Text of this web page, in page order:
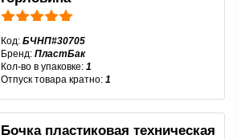
Код: БЧНП#30705
Бренд: ПластБак
Кол-во в упаковке: 1
Отпуск товара кратно: 1
Бочка пластиковая техническая